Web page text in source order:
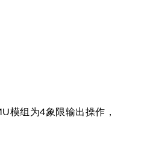
模组为4象限输出操作，